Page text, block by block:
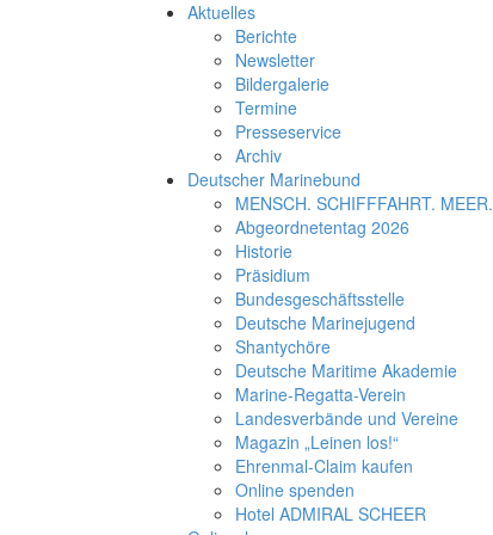
Aktuelles
Berichte
Newsletter
Bildergalerie
Termine
Presseservice
Archiv
Deutscher Marinebund
MENSCH. SCHIFFFAHRT. MEER.
Abgeordnetentag 2026
Historie
Präsidium
Bundesgeschäftsstelle
Deutsche Marinejugend
Shantychöre
Deutsche Maritime Akademie
Marine-Regatta-Verein
Landesverbände und Vereine
Magazin „Leinen los!“
Ehrenmal-Claim kaufen
Online spenden
Hotel ADMIRAL SCHEER